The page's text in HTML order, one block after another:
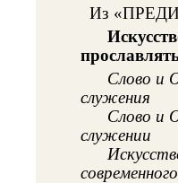
Из
Слово и
служения
Слово и
служении